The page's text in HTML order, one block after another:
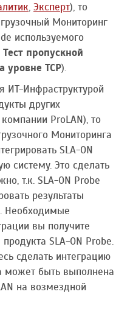
, Эксперт), то
Мониторинг
используемого
Тест пропускной
уровне TCP).
ИТ-Инфраструктурой
других
ProLAN), то
Мониторинга
SLA-ON
систему. Это сделать
т.к. SLA-ON Probe
результаты
Необходимые
вы получите
SLA-ON Probe.
сделать интеграцию
может быть выполнена
на возмездной